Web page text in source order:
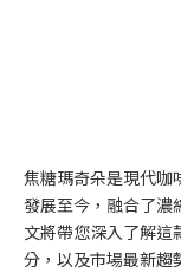
焦糖瑪奇朵是現代咖
發展至今，融合了濃
文將帶您深入了解這
分，以及市場最新趨